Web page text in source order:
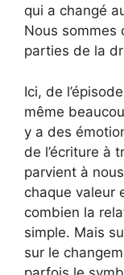
qui a changé
Nous sommes
parties de la
Ici, de
même
y a des
de l’écriture à
parvient à
chaque valeur
combien la
simple. Mais
sur le